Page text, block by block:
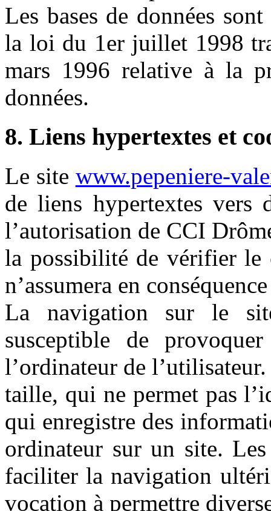
Les bases de données
la loi du 1er juillet 1998
mars 1996 relative à la
données.
8. Liens hypertextes et
Le site www.pepeniere-
de liens hypertextes vers
l’autorisation de CCI
la possibilité de vérifier le
n’assumera en
La navigation sur le
susceptible de
l’ordinateur de
taille, qui ne permet pas
qui enregistre des
ordinateur sur un site.
faciliter la navigation
vocation à permettre